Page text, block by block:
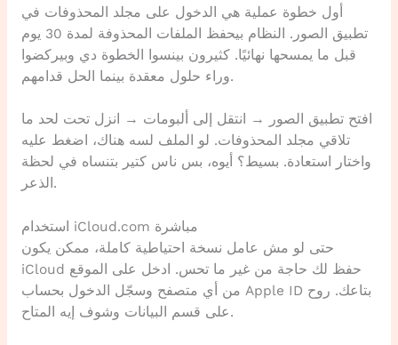
أول خطوة عملية هي الدخول على مجلد المحذوفات في
تطبيق الصور. النظام بيحفظ الملفات المحذوفة لمدة 30 يوم
قبل ما يمسحها نهائيًا. كثيرون بينسوا الخطوة دي وبيركضوا
وراء حلول معقدة بينما الحل قدامهم.
افتح تطبيق الصور → انتقل إلى ألبومات → انزل تحت لحد ما
تلاقي مجلد المحذوفات. لو الملف لسه هناك، اضغط عليه
واختار استعادة. بسيط؟ أيوه، بس ناس كتير بتنساه في لحظة
الذعر.
استخدام iCloud.com مباشرة
حتى لو مش عامل نسخة احتياطية كاملة، ممكن يكون
iCloud حفظ لك حاجة من غير ما تحس. ادخل على الموقع
من أي متصفح وسجّل الدخول بحساب Apple ID بتاعك. روح
على قسم البيانات وشوف إيه المتاح.